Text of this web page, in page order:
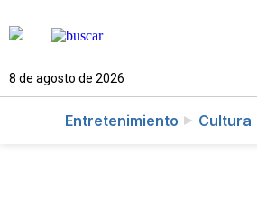
8 de agosto de 2026
Entretenimiento Cultura